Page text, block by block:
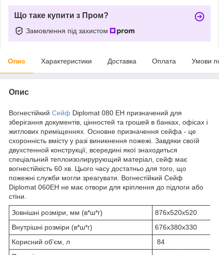
Що таке купити з Пром?
Замовлення під захистом
Опис Характеристики Доставка Оплата Умови
Опис
Вогнестійкий Сейф Diplomat 080 EH призначений для
зберігання документів, цінностей та грошей в банках, офісах і
житлових приміщеннях. Основне призначення сейфа - це
схоронність вмісту у разі виникнення пожежі. Завдяки своїй
двухстенной конструкції, всередині якої знаходиться
спеціальний теплоизолирурующий матеріал, сейф має
вогнестійкість 60 хв. Цього часу достатньо для того, що
пожежні служби могли зреагувати. Вогнестійкий Сейф
Diplomat 060EH не має отвори для кріплення до підлоги або
стіни.
Зовнішні розміри, мм (в*ш*г)
876х520х520
Внутрішні розміри (в*ш*г)
676х380х330
Корисний об'єм, л
84